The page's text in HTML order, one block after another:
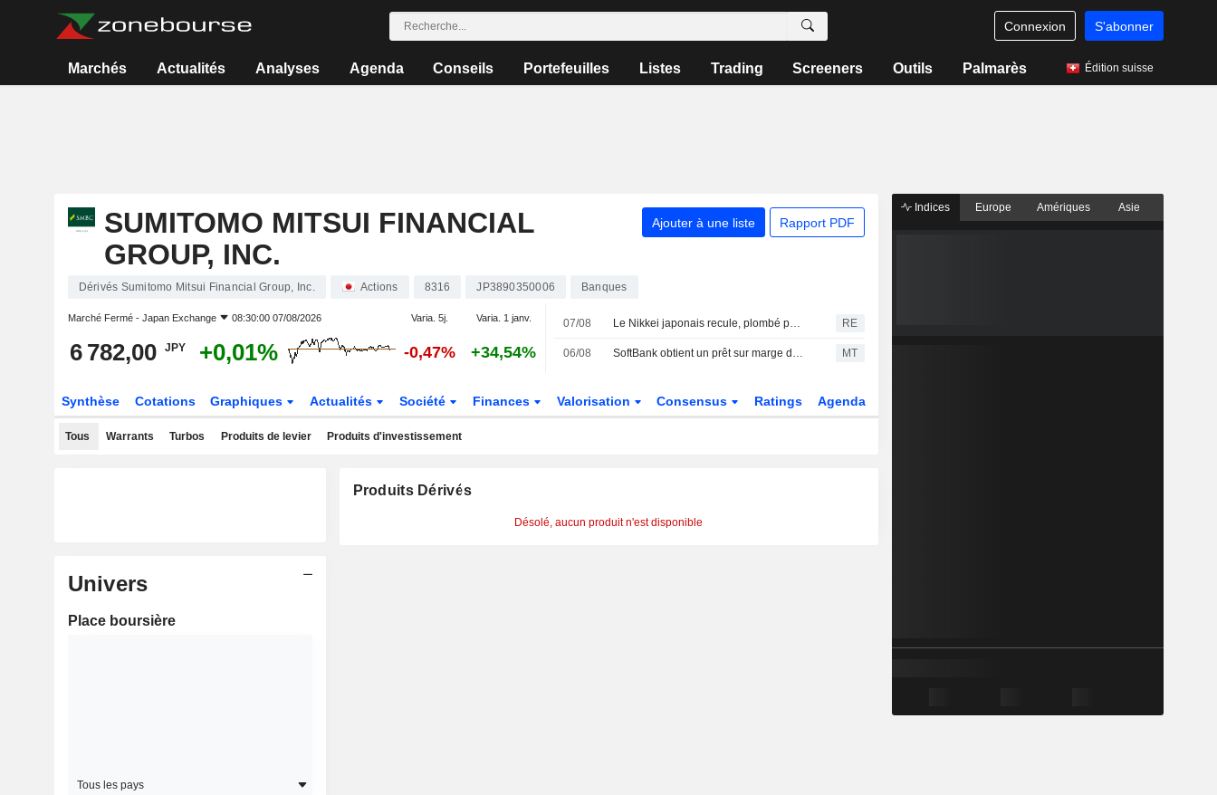
Connexion S'abonner
Marchés Actualités Analyses Agenda Conseils Portefeuilles Listes Trading Screeners Outils Palmarès Édition suisse
SUMITOMO MITSUI FINANCIAL
GROUP, INC.
Ajouter à une liste Rapport PDF
Dérivés Sumitomo Mitsui Financial Group, Inc. Actions 8316 JP3890350006 Banques
Marché Fermé - Japan Exchange 08:30:00 07/08/2026 Varia. 5j. Varia. 1 janv.
6 782,00 JPY +0,01% -0,47% +34,54%
07/08 Le Nikkei japonais recule, plombé par les valeurs liées à l'intelligence artificielle RE
06/08 SoftBank obtient un prêt sur marge de 10 milliards de dollars adossé à sa participation dans OpenAI MT
Synthèse Cotations Graphiques Actualités Société Finances Valorisation Consensus Ratings Agenda
Tous Warrants Turbos Produits de levier Produits d'investissement
Univers
Place boursière
Tous les pays
Produits Dérivés
Désolé, aucun produit n'est disponible
Indices Europe Amériques Asie